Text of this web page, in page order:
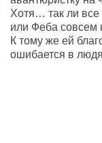
Хотя… так ли все
или Феба совсем
К тому же ей
ошибается в